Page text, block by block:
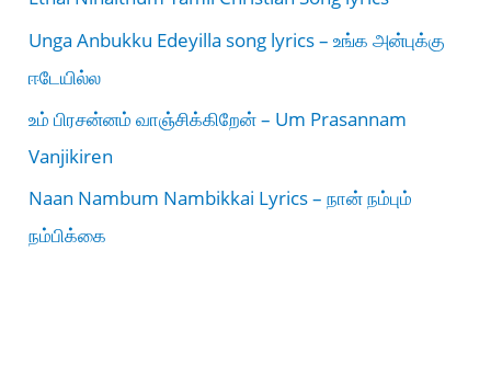
Unga Anbukku Edeyilla song lyrics – உங்க அன்புக்கு
ஈடேயில்ல
உம் பிரசன்னம் வாஞ்சிக்கிறேன் – Um Prasannam
Vanjikiren
Naan Nambum Nambikkai Lyrics – நான் நம்பும்
நம்பிக்கை